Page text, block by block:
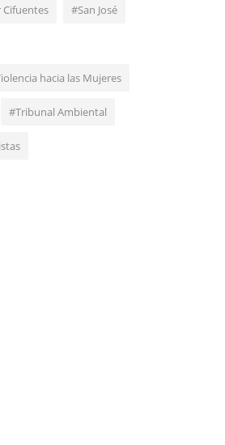
#San José
hacia las Mujeres
#Tribunal Ambiental